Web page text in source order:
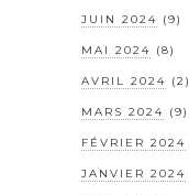
JUIN 2024 (9)
MAI 2024 (8)
AVRIL 2024 (2)
MARS 2024 (9)
FÉVRIER 2024
JANVIER 2024